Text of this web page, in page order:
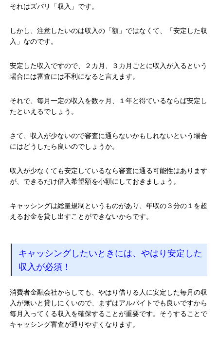
それはズバリ「収入」です。
しかし、注意したいのは収入の「額」ではなくて、「安定した収
入」なのです。
安定した収入ですので、２カ月、３カ月ごとに収入が入るという
場合には審査には不利になると言えます。
それで、毎月一定の収入を数ヶ月、１年と得ているならば安定し
たといえるでしょう。
さて、収入が少ないので審査に通らないかもしれないという場合
にはどうしたら良いのでしょうか。
収入が少なくても安定しているなら審査に通る可能性はあります
が、できるだけ借入希望額を小額にしておきましょう。
キャッシングは総量規制というものがあり、年収の３分の１を超
えるお金を貸し出すことができないからです。
キャッシングしたいときには、やはり安定した
収入が必須！
消費者金融会社からしても、やはり借りる人に安定した毎月の収
入が無いと貸しにくいので、まずはアルバイトでも良いですから
毎月入ってくる収入を確保することが重要です。そうすることで
キャッシング審査が通りやすくなります。